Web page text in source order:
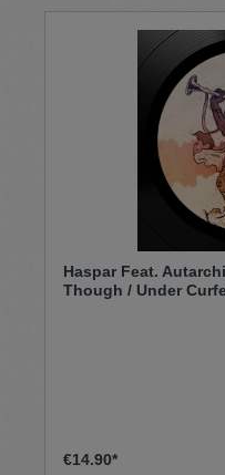
Haspar Feat.
Though / Under
€14.90*